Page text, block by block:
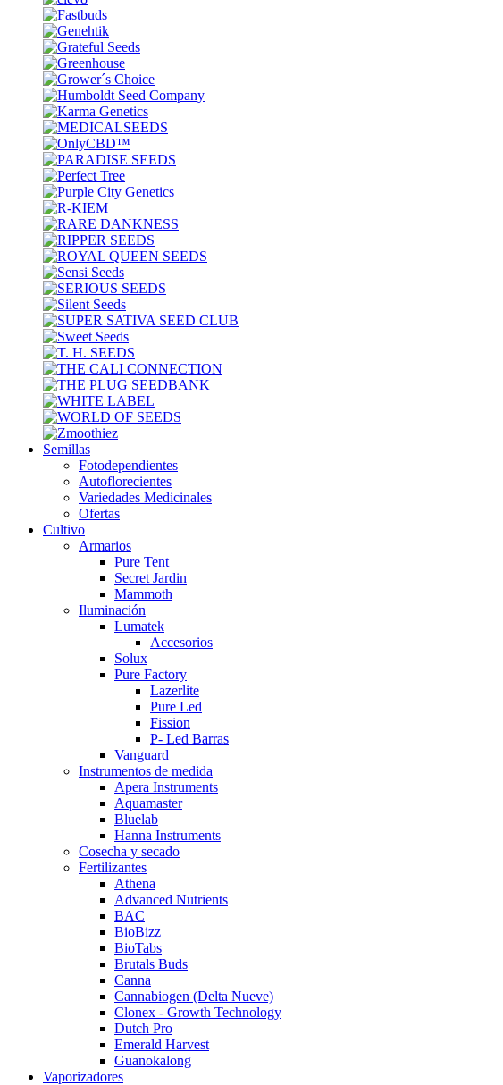
Semillas
Fotodependientes
Autoflorecientes
Variedades Medicinales
Ofertas
Cultivo
Armarios
Pure Tent
Secret Jardin
Mammoth
Iluminación
Lumatek
Accesorios
Solux
Pure Factory
Lazerlite
Pure Led
Fission
P- Led Barras
Vanguard
Instrumentos de medida
Apera Instruments
Aquamaster
Bluelab
Hanna Instruments
Cosecha y secado
Fertilizantes
Athena
Advanced Nutrients
BAC
BioBizz
BioTabs
Brutals Buds
Canna
Cannabiogen (Delta Nueve)
Clonex - Growth Technology
Dutch Pro
Emerald Harvest
Guanokalong
Vaporizadores